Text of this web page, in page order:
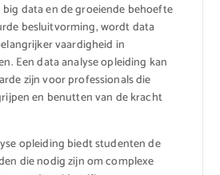
data en de groeiende behoefte
besluitvorming, wordt data
vaardigheid in
Een data analyse opleiding kan
zijn voor professionals die
en benutten van de kracht
opleiding biedt studenten de
die nodig zijn om complexe